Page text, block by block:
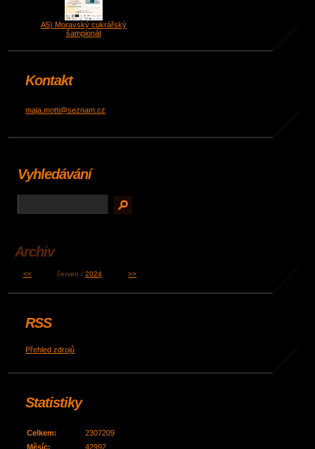
A5) Moravský cukrářský
šampionát
Kontakt
maja.motti@seznam.cz
Vyhledávání
Archiv
<< červen /2024 >>
RSS
Přehled zdrojů
Statistiky
Celkem:
2307209
Měsíc:
42992